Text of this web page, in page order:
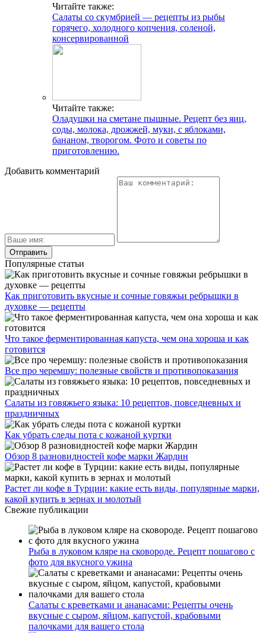
Читайте также:
Салаты со скумбрией — рецепты из рыбы
горячего, холодного копчения, соленой,
консервированной
Читайте также:
Оладушки на сметане пышные. Рецепт без яиц,
соды, молока, дрожжей, муки, с яблоками,
бананом, творогом. Фото и советы по
приготовлению.
Добавить комментарий
Популярные статьи
Как приготовить вкусные и сочные говяжьи ребрышки в
духовке — рецепты
Что такое ферментированная капуста, чем она хороша и как
готовится
Все про черемшу: полезные свойств и противопоказания
Салаты из говяжьего языка: 10 рецептов, повседневных и
праздничных
Как убрать следы пота с кожаной куртки
Обзор 8 разновидностей кофе марки Жардин
Растет ли кофе в Турции: какие есть виды, популярные марки,
какой купить в зернах и молотый
Свежие публикации
Рыба в луковом кляре на сковороде. Рецепт пошагово с
фото для вкусного ужина
Салаты с креветками и ананасами: Рецепты очень
вкусные с сыром, яйцом, капустой, крабовыми
палочками для вашего стола